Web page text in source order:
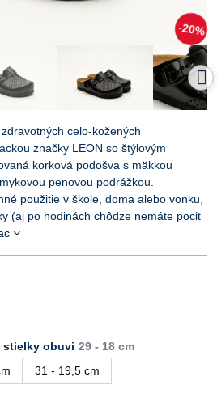
20%
celo-kožených
značky LEON so štýlovým
korková podošva s mäkkou
penovou podrážkou.
použitie v škole, doma alebo vonku,
(aj po hodinách chôdze nemáte pocit
stielky obuvi
31 - 19,5 cm